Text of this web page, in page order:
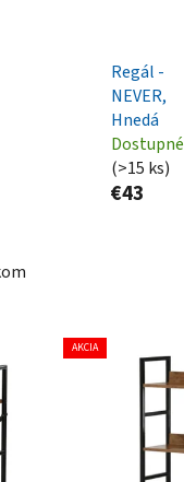
Regál -
NEVER,
Hnedá
Dostupné
(>15 ks)
€43
AKCIA